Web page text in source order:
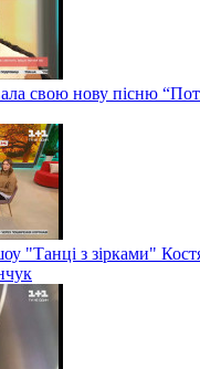
свою нову пісню
"Танці з зірками"